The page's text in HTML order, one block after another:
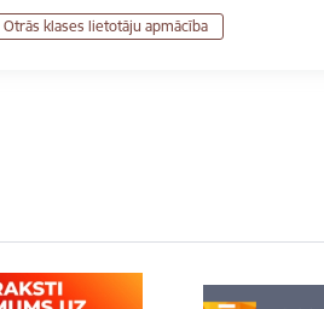
Otrās klases lietotāju apmācība